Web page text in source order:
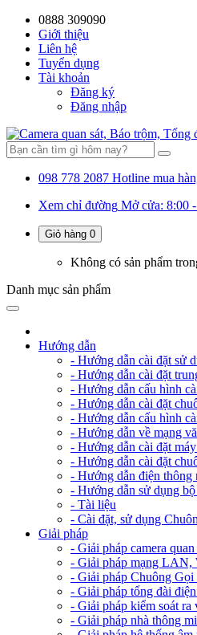
0888 309090
Giới thiệu
Liên hệ
Tuyển dụng
Tài khoản
Đăng ký
Đăng nhập
098 778 2087 Hotline mua
Xem chỉ đường Mở cửa: 8:00
Giỏ hàng 0
Không có sản phẩm
Danh mục sản phẩm
Hướng dẫn
- Hướng dẫn cài đặt sử
- Hướng dẫn cài đặt
- Hướng dẫn cấu hình
- Hướng dẫn cài đặt
- Hướng dẫn cấu hình
- Hướng dẫn về mạng
- Hướng dẫn cài đặt
- Hướng dẫn cài đặt
- Hướng dẫn điện thông
- Hướng dẫn sử dụng
- Tài liệu
- Cài đặt, sử dụng
Giải pháp
- Giải pháp camera quan
- Giải pháp mạng LAN,
- Giải pháp Chuông Gọi
- Giải pháp tổng đài
- Giải pháp kiểm soát ra
- Giải pháp nhà thông